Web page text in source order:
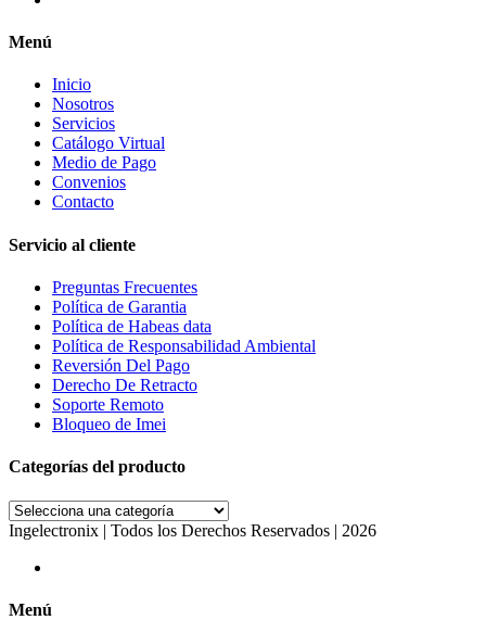
Menú
Inicio
Nosotros
Servicios
Catálogo Virtual
Medio de Pago
Convenios
Contacto
Servicio al cliente
Preguntas Frecuentes
Política de Garantia
Política de Habeas data
Política de Responsabilidad Ambiental
Reversión Del Pago
Derecho De Retracto
Soporte Remoto
Bloqueo de Imei
Categorías del producto
Ingelectronix | Todos los Derechos Reservados | 2026
Menú